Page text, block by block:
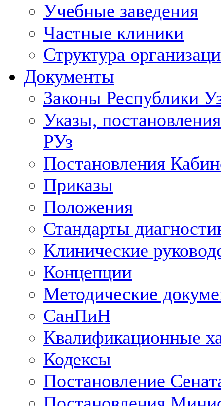
Учебные заведения
Частные клиники
Структура
Документы
Законы Республики
Указы,
РУз
Постановления
Приказы
Положения
Стандарты
Клинические
Концепции
Методические
СанПиН
Квалификационные
Кодексы
Постановление